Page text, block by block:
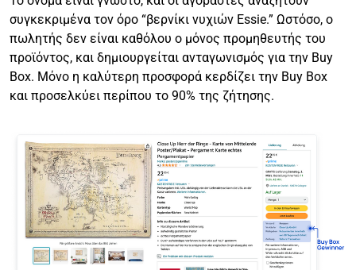
συγκεκριμένα τον όρο “βερνίκι νυχιών Essie.” Ωστόσο, ο
πωλητής δεν είναι καθόλου ο μόνος προμηθευτής του
προϊόντος, και δημιουργείται ανταγωνισμός για την Buy
Box. Μόνο η καλύτερη προσφορά κερδίζει την Buy Box
και προσελκύει περίπου το 90% της ζήτησης.